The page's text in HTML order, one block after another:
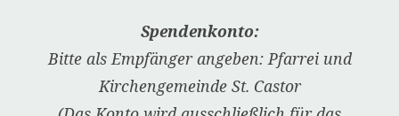
Spendenkonto:
Bitte als Empfänger angeben: Pfarrei und
Kirchengemeinde St. Castor